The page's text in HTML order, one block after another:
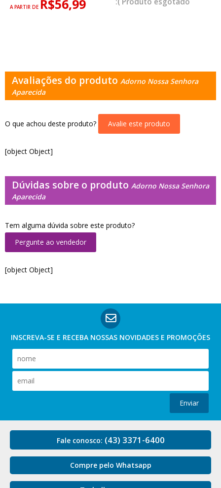
A PARTIR DE R$56,99
Avaliações do produto Adorno Nossa Senhora
Aparecida
O que achou deste produto? Avalie este produto
[object Object]
Dúvidas sobre o produto Adorno Nossa Senhora
Aparecida
Tem alguma dúvida sobre este produto?
Pergunte ao vendedor
[object Object]
INSCREVA-SE E RECEBA NOSSAS NOVIDADES E PROMOÇÕES
Enviar
Fale conosco: (43) 3371-6400
Compre pelo Whatsapp